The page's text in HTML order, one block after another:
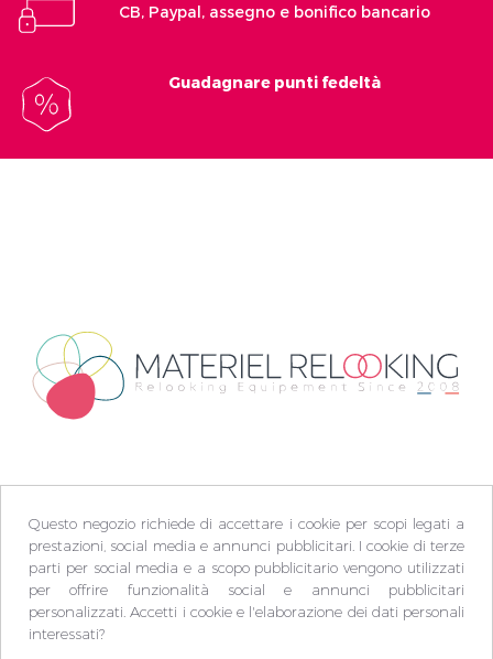
CB, Paypal, assegno e bonifico bancario
Guadagnare punti fedeltà
Questo negozio richiede di accettare i cookie per scopi legati a
prestazioni, social media e annunci pubblicitari. I cookie di terze
parti per social media e a scopo pubblicitario vengono utilizzati
per offrire funzionalità social e annunci pubblicitari
personalizzati. Accetti i cookie e l'elaborazione dei dati personali
interessati?